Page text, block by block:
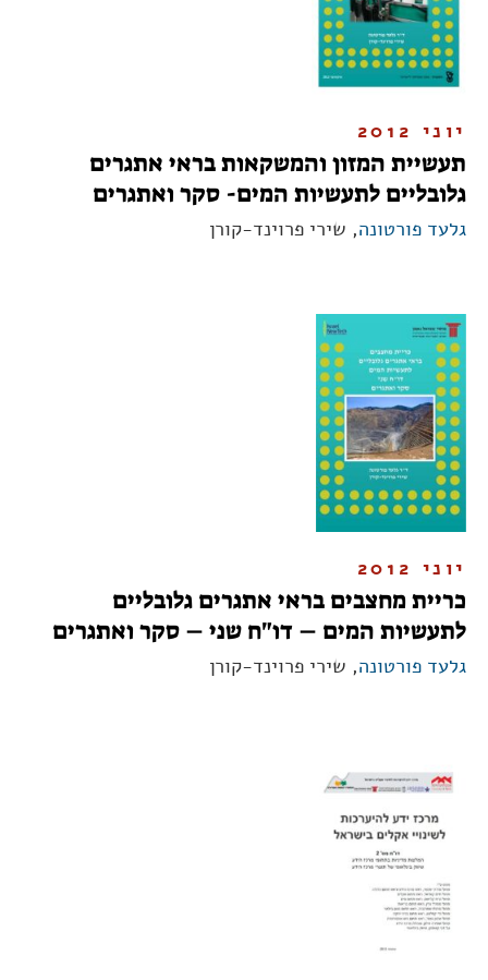
יוני 2012
תעשיית המזון והמשקאות בראי אתגרים
גלובליים לתעשיות המים- סקר ואתגרים
גלעד פורטונה, שירי פרוינד-קורן
יוני 2012
כריית מחצבים בראי אתגרים גלובליים
לתעשיות המים – דו"ח שני – סקר ואתגרים
גלעד פורטונה, שירי פרוינד-קורן